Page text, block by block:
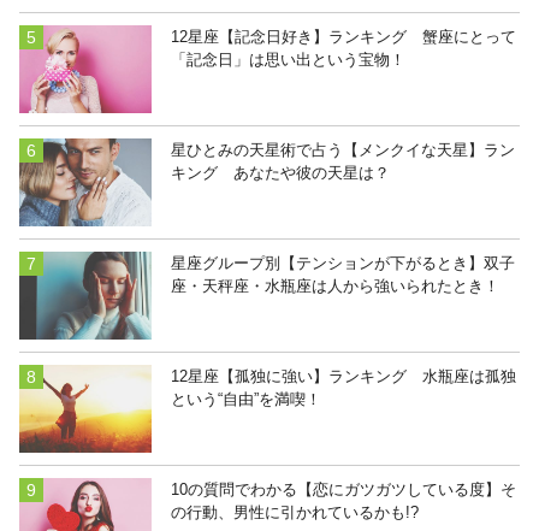
12星座【記念日好き】ランキング 蟹座にとって
「記念日」は思い出という宝物！
星ひとみの天星術で占う【メンクイな天星】ラン
キング あなたや彼の天星は？
星座グループ別【テンションが下がるとき】双子
座・天秤座・水瓶座は人から強いられたとき！
12星座【孤独に強い】ランキング 水瓶座は孤独
という“自由”を満喫！
10の質問でわかる【恋にガツガツしている度】そ
の行動、男性に引かれているかも!?